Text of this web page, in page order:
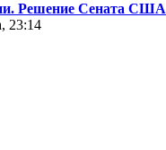
Решение Сената США
23:14